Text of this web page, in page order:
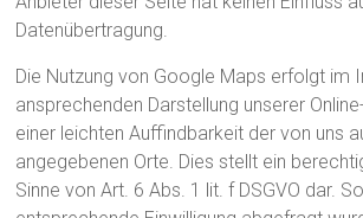
Datenübertragung.
Die Nutzung von Google Maps erfolgt im
ansprechenden Darstellung unserer
einer leichten Auffindbarkeit der von uns
angegebenen Orte. Dies stellt ein
Sinne von Art. 6 Abs. 1 lit. f DSGVO dar.